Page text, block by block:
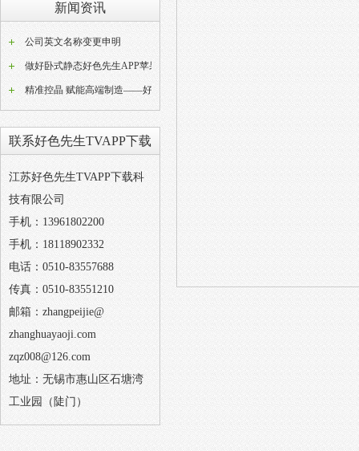
新闻资讯
公司英文名称变更申明
联系好色先生TVAPP下载
江苏好色先生TVAPP下载科
技有限公司
手机：13961802200
手机：18118902332
电话：0510-83557688
传真：0510-83551210
邮箱：zhangpeijie@
zhanghuayaoji.com
zqz008@126.com
地址：无锡市惠山区石塘湾
工业园（陡门）